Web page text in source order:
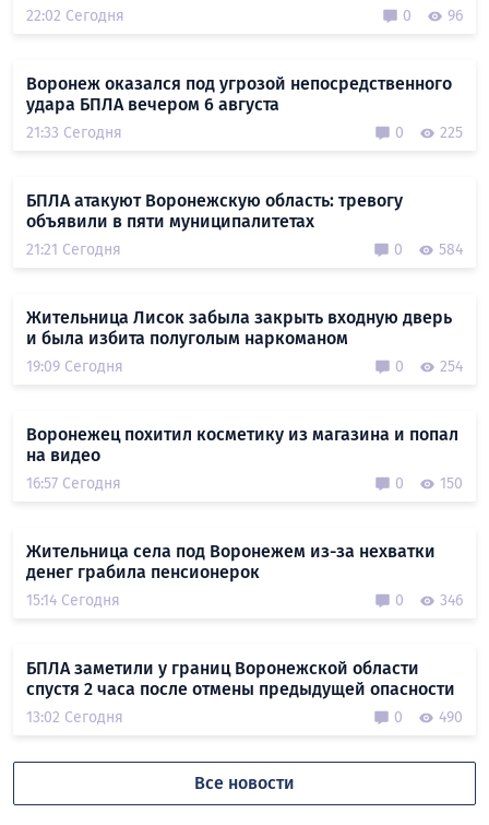
22:02 Сегодня 0 96
Воронеж оказался под угрозой непосредственного
удара БПЛА вечером 6 августа
21:33 Сегодня 0 225
БПЛА атакуют Воронежскую область: тревогу
объявили в пяти муниципалитетах
21:21 Сегодня 0 584
Жительница Лисок забыла закрыть входную дверь
и была избита полуголым наркоманом
19:09 Сегодня 0 254
Воронежец похитил косметику из магазина и попал
на видео
16:57 Сегодня 0 150
Жительница села под Воронежем из-за нехватки
денег грабила пенсионерок
15:14 Сегодня 0 346
БПЛА заметили у границ Воронежской области
спустя 2 часа после отмены предыдущей опасности
13:02 Сегодня 0 490
Все новости